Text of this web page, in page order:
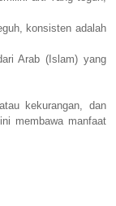
konsisten adalah
Arab (Islam) yang
kekurangan, dan
membawa manfaat